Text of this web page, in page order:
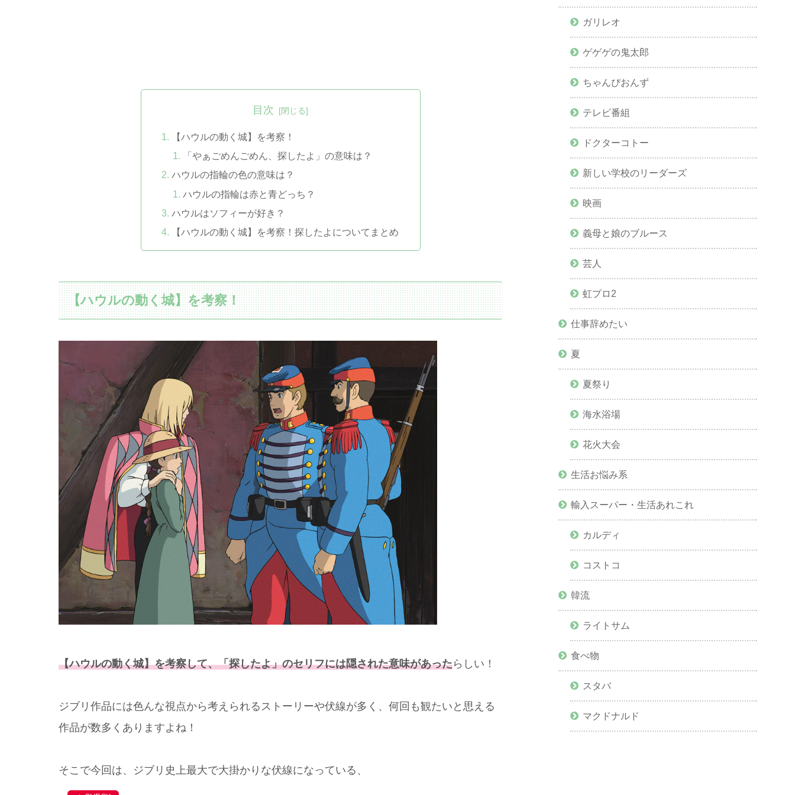
目次
【ハウルの動く城】を考察！
「やぁごめんごめん、探したよ」の意味は？
ハウルの指輪の色の意味は？
ハウルの指輪は赤と青どっち？
ハウルはソフィーが好き？
【ハウルの動く城】を考察！探したよについてまとめ
【ハウルの動く城】を考察！
【ハウルの動く城】を考察して、「探したよ」のセリフには隠された意味があったらしい！
ジブリ作品には色んな視点から考えられるストーリーや伏線が多く、何回も観たいと思える
作品が数多くありますよね！
そこで今回は、ジブリ史上最大で大掛かりな伏線になっている、
ガリレオ
ゲゲゲの鬼太郎
ちゃんぴおんず
テレビ番組
ドクターコトー
新しい学校のリーダーズ
映画
義母と娘のブルース
芸人
虹プロ2
仕事辞めたい
夏
夏祭り
海水浴場
花火大会
生活お悩み系
輸入スーパー・生活あれこれ
カルディ
コストコ
韓流
ライトサム
食べ物
スタバ
マクドナルド